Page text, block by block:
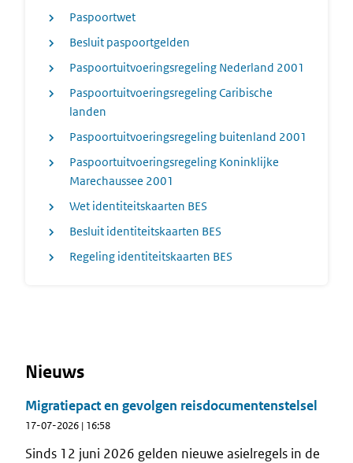
Paspoortwet
Besluit paspoortgelden
Paspoortuitvoeringsregeling Nederland 2001
Paspoortuitvoeringsregeling Caribische
landen
Paspoortuitvoeringsregeling buitenland 2001
Paspoortuitvoeringsregeling Koninklijke
Marechaussee 2001
Wet identiteitskaarten BES
Besluit identiteitskaarten BES
Regeling identiteitskaarten BES
Nieuws
Migratiepact en gevolgen reisdocumentenstelsel
17-07-2026 | 16:58
Sinds 12 juni 2026 gelden nieuwe asielregels in de